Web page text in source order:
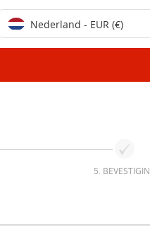
Nederland - EUR (€)
5.